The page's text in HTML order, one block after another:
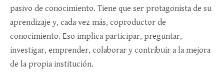
pasivo de conocimiento. Tiene que ser protagonista de su
aprendizaje y, cada vez más, coproductor de
conocimiento. Eso implica participar, preguntar,
investigar, emprender, colaborar y contribuir a la mejora
de la propia institución.